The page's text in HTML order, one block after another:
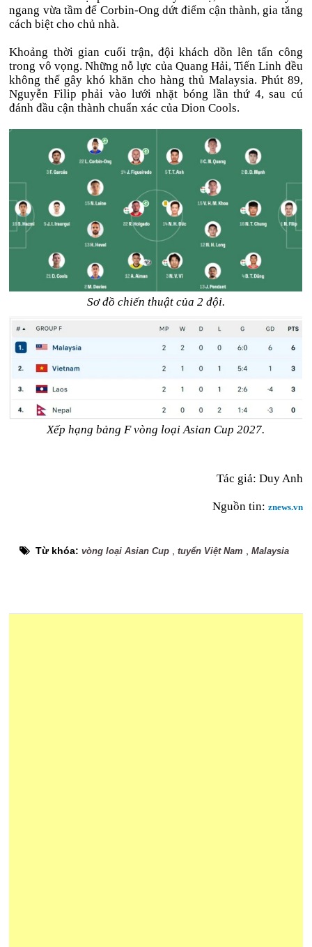
ngang vừa tầm để Corbin-Ong dứt điểm cận thành, gia tăng
cách biệt cho chủ nhà.
Khoảng thời gian cuối trận, đội khách dồn lên tấn công
trong vô vọng. Những nỗ lực của Quang Hải, Tiến Linh đều
không thể gây khó khăn cho hàng thủ Malaysia. Phút 89,
Nguyễn Filip phải vào lưới nhặt bóng lần thứ 4, sau cú
đánh đầu cận thành chuẩn xác của Dion Cools.
Sơ đồ chiến thuật của 2 đội.
Xếp hạng bảng F vòng loại Asian Cup 2027.
Tác giả: Duy Anh
Nguồn tin: znews.vn
Từ khóa:vòng loại Asian Cup ,tuyển Việt Nam ,Malaysia